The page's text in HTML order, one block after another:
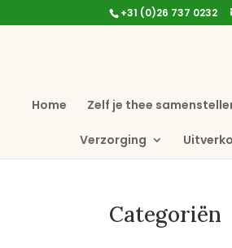
+31 (0)26 737 0232
Home Zelf je thee
Verzorging
Categoriën